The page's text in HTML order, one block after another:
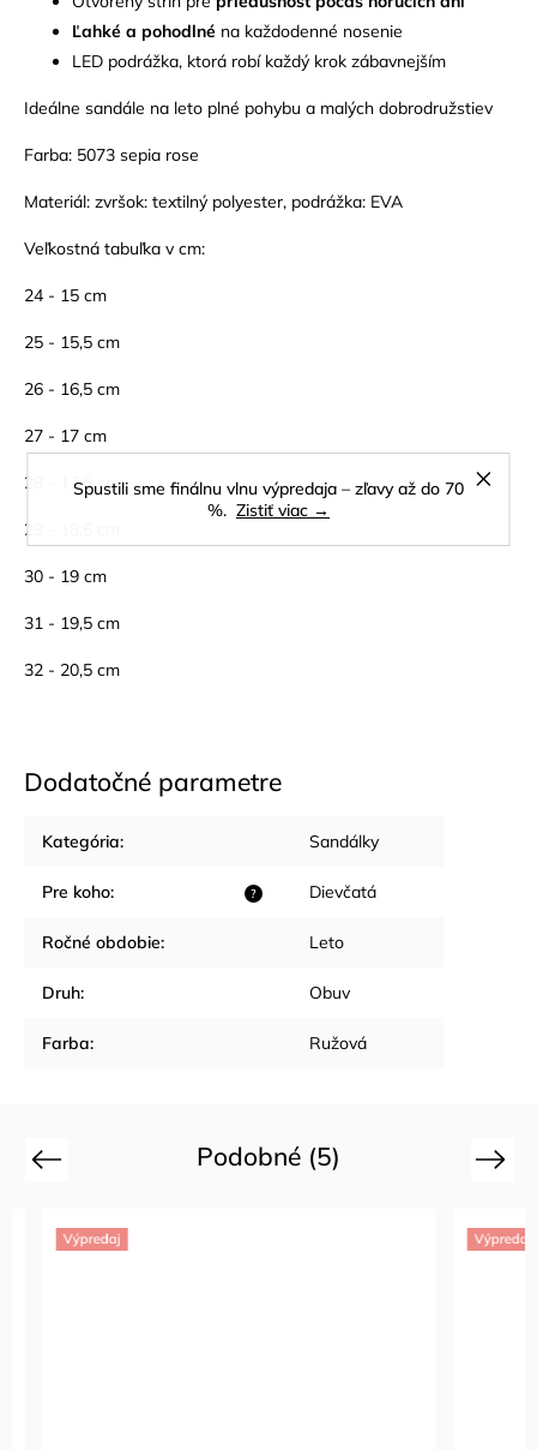
Spustili sme finálnu vlnu výpredaja – zľavy až do 70
%. Zistiť viac →
Ľahké a pohodlné na každodenné nosenie
LED podrážka, ktorá robí každý krok zábavnejším
Ideálne sandále na leto plné pohybu a malých dobrodružstiev
Farba: 5073 sepia rose
Materiál: zvršok: textilný polyester, podrážka: EVA
Veľkostná tabuľka v cm:
24 - 15 cm
25 - 15,5 cm
26 - 16,5 cm
27 - 17 cm
28 - 17,5 cm
29 - 18,5 cm
30 - 19 cm
31 - 19,5 cm
32 - 20,5 cm
Dodatočné parametre
Kategória: Sandálky
?
Pre koho: Dievčatá
Ročné obdobie: Leto
Druh: Obuv
Farba: Ružová
Podobné (5)
Previous
Výpredaj Výpredaj
Next